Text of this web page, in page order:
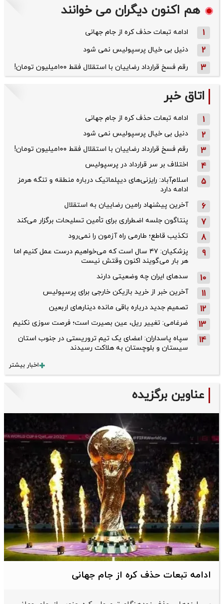
هم اکنون دیگران می خوانند
1 ادامه تبعات حذف کره از جام جهانی
2 دنیل بی خیال پرسپولیس نمی شود
3 رقم فسخ قرارداد رضاییان با استقلال فقط ۱۰۰میلیون تومان!
اتاق خبر
1 ادامه تبعات حذف کره از جام جهانی
2 دنیل بی خیال پرسپولیس نمی شود
3 رقم فسخ قرارداد رضاییان با استقلال فقط ۱۰۰میلیون تومان!
4 اختلاف بر سر قرارداد در پرسپولیس
5
اسلام‌آباد: رایزنی‌های دیپلماتیک درباره منطقه و تنگه هرمز
ادامه دارد
6 آخرین پیشنهاد رامین رضاییان به استقلال
7 پنتاگون جلسه اضطراری برای تأمین تسلیحات برگزار می‌کند
8 تکذیب قاطع؛‌ طارمی راه آزمون را نمی‌رود
9
پزشکیان: ۴۷ سال است که می‌خواهیم درست عمل کنیم اما
هر بار می‌گویند اکنون وقتش نیست
10 سدهای ایران چه وضعیتی دارند
11 آخرین خبر از خرید بازیکن خارجی برای پرسپولیس
12 تصمیم جدید درباره باقی مانده دینارهای اربعین
13 ضرغامی: تغییر ریل، عین بصیرت است؛ فرصت سوزی نکنیم
14
سپاه پاسداران: اعضای یک تیم تروریستی در جنوب استان
سیستان و بلوچستان به هلاکت رسیدند
اخبار بیشتر
عناوین برگزیده
ادامه تبعات حذف کره از جام جهانی